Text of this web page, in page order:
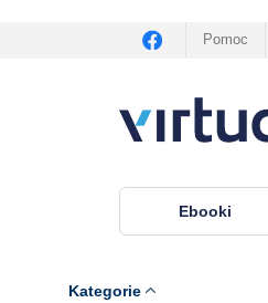
Pomoc
Ebooki
Kategorie